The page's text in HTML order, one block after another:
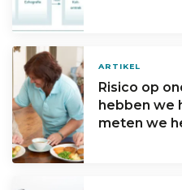
ARTIKEL
Risico op
hebben we
meten we